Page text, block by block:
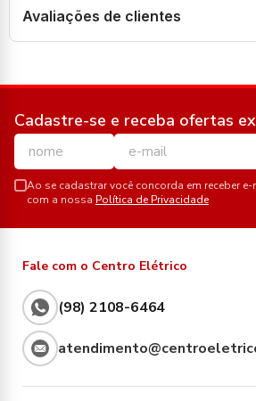
Avaliações de clientes
Cadastre-se e receba ofertas
Ao se cadastrar você concorda em receber
com a nossa Política de Privacidade
Fale com o Centro Elétrico
(98) 2108-6464